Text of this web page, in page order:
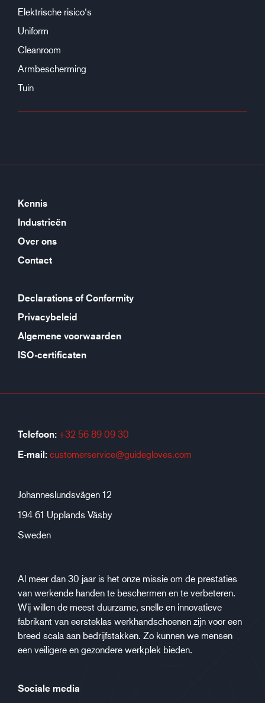
Elektrische risico‘s
Uniform
Cleanroom
Armbescherming
Tuin
Kennis
Industrieën
Over ons
Contact
Declarations of Conformity
Privacybeleid
Algemene voorwaarden
ISO-certificaten
Telefoon: +32 56 89 09 30
E-mail: customerservice@guidegloves.com
Johanneslundsvägen 12
194 61 Upplands Väsby
Sweden
Al meer dan 30 jaar is het onze missie om de prestaties
van werkende handen te beschermen en te verbeteren.
Wij willen de meest duurzame, snelle en innovatieve
fabrikant van eersteklas werkhandschoenen zijn voor een
breed scala aan bedrijfstakken. Zo kunnen we mensen
een veiligere en gezondere werkplek bieden.
Sociale media